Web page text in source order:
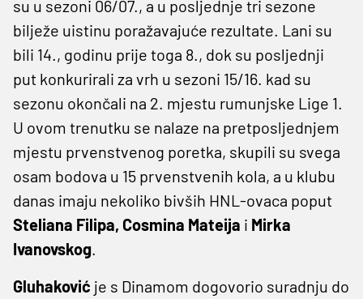
su u sezoni 06/07., a u posljednje tri sezone
bilježe uistinu poražavajuće rezultate. Lani su
bili 14., godinu prije toga 8., dok su posljednji
put konkurirali za vrh u sezoni 15/16. kad su
sezonu okončali na 2. mjestu rumunjske Lige 1.
U ovom trenutku se nalaze na pretposljednjem
mjestu prvenstvenog poretka, skupili su svega
osam bodova u 15 prvenstvenih kola, a u klubu
danas imaju nekoliko bivših HNL-ovaca poput
Steliana Filipa, Cosmina Mateija i Mirka
Ivanovskog.
Gluhaković je s Dinamom dogovorio suradnju do